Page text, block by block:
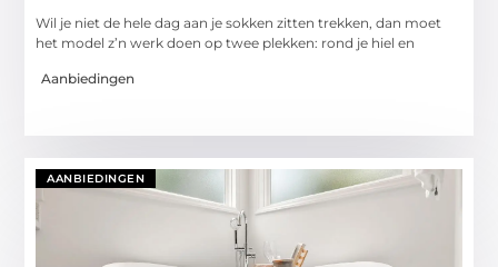
Wil je niet de hele dag aan je sokken zitten trekken, dan moet
het model z’n werk doen op twee plekken: rond je hiel en
Aanbiedingen
AANBIEDINGEN